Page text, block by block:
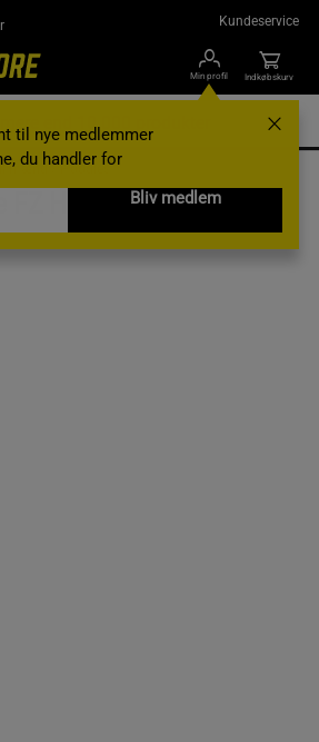
Kundeservice
Min profil
til nye medlemmer
du handler for
Bliv medlem
Indkøbskurv
mænd /Hoodies
FZ Hoodie Black, S